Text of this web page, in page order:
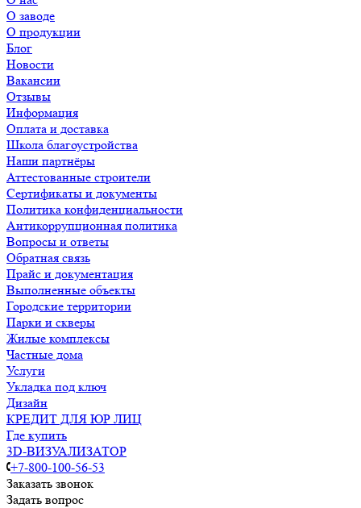
О заводе
О продукции
Блог
Новости
Вакансии
Отзывы
Информация
Оплата и доставка
Школа благоустройства
Наши партнёры
Аттестованные строители
Сертификаты и документы
Политика конфиденциальности
Антикоррупционная политика
Вопросы и ответы
Обратная связь
Прайс и документация
Выполненные объекты
Городские территории
Парки и скверы
Жилые комплексы
Частные дома
Услуги
Укладка под ключ
Дизайн
КРЕДИТ ДЛЯ ЮР ЛИЦ
Где купить
3D-ВИЗУАЛИЗАТОР
+7-800-100-56-53
Заказать звонок
Задать вопрос